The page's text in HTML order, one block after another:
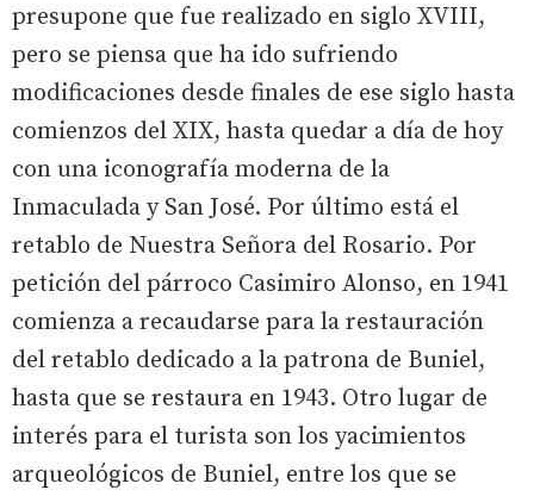
presupone que fue realizado en siglo XVIII,
pero se piensa que ha ido sufriendo
modificaciones desde finales de ese siglo hasta
comienzos del XIX, hasta quedar a día de hoy
con una iconografía moderna de la
Inmaculada y San José. Por último está el
retablo de Nuestra Señora del Rosario. Por
petición del párroco Casimiro Alonso, en 1941
comienza a recaudarse para la restauración
del retablo dedicado a la patrona de Buniel,
hasta que se restaura en 1943. Otro lugar de
interés para el turista son los yacimientos
arqueológicos de Buniel, entre los que se